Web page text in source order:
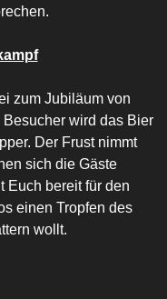
zum Jubiläum von
wird das Bier
Der Frust nimmt
sich die Gäste
Euch bereit für den
einen Tropfen des
wollt.